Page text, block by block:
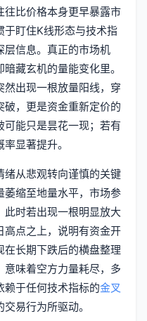
往比价格本身更早暴露市
于盯住K线形态与技术指
层信息。真正的市场机
藏玄机的量能变化里。
然出现一根放量阳线，穿
，更是资金重新定价的
能只是昙花一现；若有
显著提升。
绪从悲观转向谨慎的关键
萎缩至地量水平，市场参
此时若出现一根明显放大
高点之上，说明有资金开
长期下跌后的横盘整理
味着空方力量耗尽，多
赖于任何技术指标的金叉
易行为所驱动。